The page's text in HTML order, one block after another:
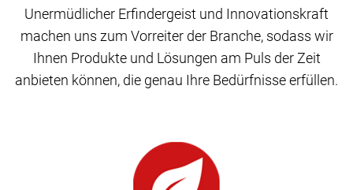
Unermüdlicher Erfindergeist und Innovationskraft
machen uns zum Vorreiter der Branche, sodass wir
Ihnen Produkte und Lösungen am Puls der Zeit
anbieten können, die genau Ihre Bedürfnisse erfüllen.